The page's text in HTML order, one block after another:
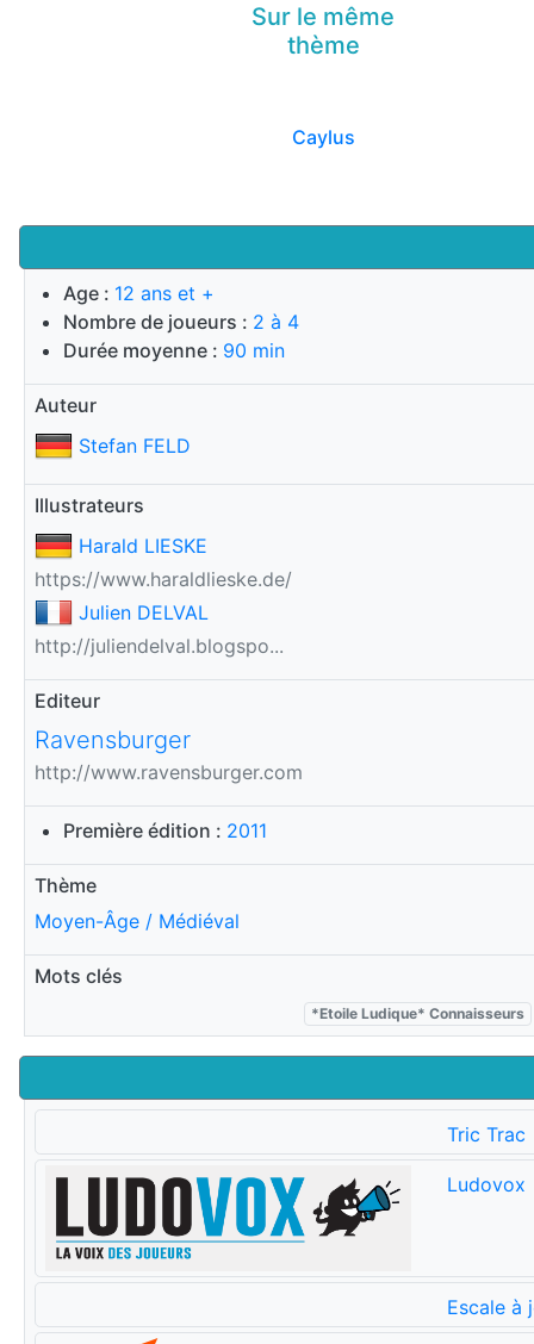
Age : 12 ans et +
Nombre de joueurs : 2 à 4
Durée moyenne : 90 min
Auteur
Stefan FELD
Illustrateurs
Harald LIESKE
https://www.haraldlieske.de/
Julien DELVAL
http://juliendelval.blogspo...
Editeur
Ravensburger
http://www.ravensburger.com
Première édition : 2011
Thème
Moyen-Âge / Médiéval
Mots clés
*Etoile Ludique* Connaisseurs
Tric Trac
Ludovox
Escale à
Sur le même
thème
Caylus